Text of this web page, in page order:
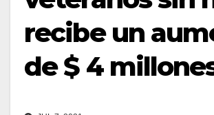
recibe un
de $ 4